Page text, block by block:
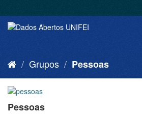
Grupos Pessoas
Pessoas